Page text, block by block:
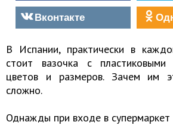
Вконтакте
В Испании, практически в
стоит вазочка с
цветов и размеров. Зачем им
сложно.
Однажды при входе в супермаркет